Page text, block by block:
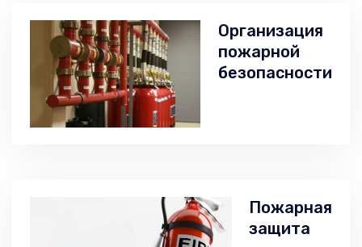
Организация
пожарной
безопасности
Пожарная
защита